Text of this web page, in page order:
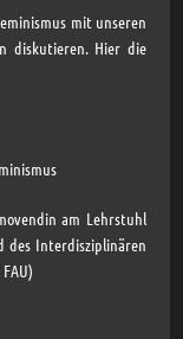
mit unseren
diskutieren. Hier die
am Lehrstuhl
des Interdisziplinären